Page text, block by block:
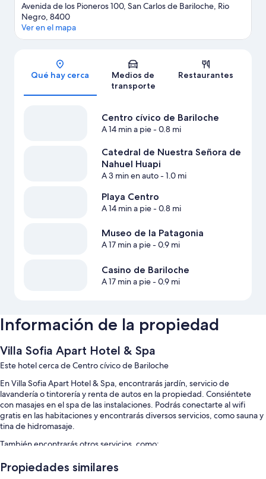
Avenida de los Pioneros 100, San Carlos de Bariloche, Rio
Negro, 8400
Ver en el mapa
Qué hay cerca
Medios de
transporte
Restaurantes
Centro cívico de Bariloche
A 14 min a pie- 0.8 mi
Catedral de Nuestra Señora de
Nahuel Huapi
A 3 min en auto- 1.0 mi
Playa Centro
A 14 min a pie- 0.8 mi
Museo de la Patagonia
A 17 min a pie- 0.9 mi
Casino de Bariloche
A 17 min a pie- 0.9 mi
Información de la propiedad
Villa Sofia Apart Hotel & Spa
Este hotel cerca de Centro cívico de Bariloche
En Villa Sofia Apart Hotel & Spa, encontrarás jardín, servicio de
lavandería o tintorería y renta de autos en la propiedad. Consiéntete
con masajes en el spa de las instalaciones. Podrás conectarte al wifi
gratis en las habitaciones y encontrarás diversos servicios, como sauna y
tina de hidromasaje.
También encontrarás otros servicios, como:
Alberca al aire libre por temporada y alberca techada
Propiedades similares